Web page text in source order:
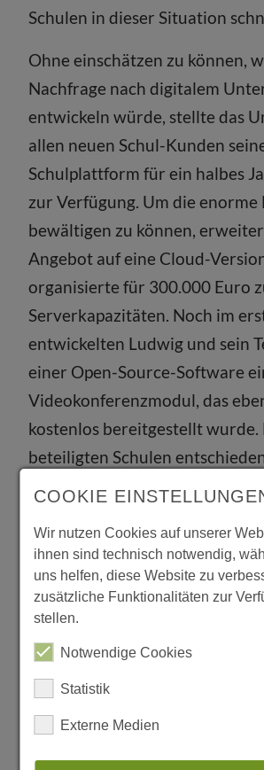
Schulen in dieser Situation
Ohne einschätzen zu können,
Nachfrage nach digitalem
entwickeln würde, stellte das
allen neuen Schul-Kunden
Schulplattform für ein halbes
zur Verfügung. Um die enorme
bewältigen zu können,
Angebot auf eine Cloud-
organisierte für 300.000 Euro
Serverkapazitäten. Noch im
entwickelten Ludwig und sein
einer Open-Source-Software
Videokonferenzmodul, das
kostenlos bereitgestellt wurde.
beteiligten Schulen
ihrer Testphase für ein
Natürlich gab es auch
Ausgerechnet zum Schulstart
aufgrund einer fehlerhaften
zu einem zeitweisen Ausfall des
Videokonferenzmoduls. „Im
dieVideokonferenzen
einmal drastisch erhöht und
COOKIE
Wir nutzen Cookies auf unserer
ihnen sind technisch notwendig,
uns helfen, diese Website zu
zusätzliche Funktionalitäten zur
stellen.
Notwendige Cookies
Statistik
Externe Medien